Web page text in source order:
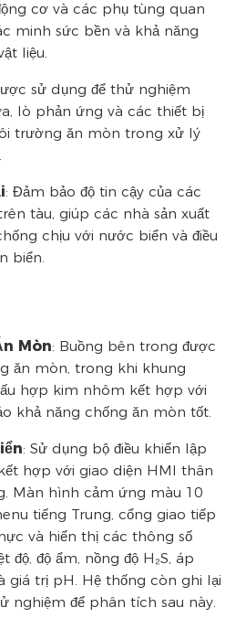
cơ và các phụ tùng quan
minh sức bền và khả năng
liệu.
sử dụng để thử nghiệm
lò phản ứng và các thiết bị
trường ăn mòn trong xử lý
: Đảm bảo độ tin cậy của các
tàu, giúp các nhà sản xuất
chịu với nước biển và điều
biển.
Mòn: Buồng bên trong được
ăn mòn, trong khi khung
hợp kim nhôm kết hợp với
khả năng chống ăn mòn tốt.
: Sử dụng bộ điều khiển lập
hợp với giao diện HMI thân
Màn hình cảm ứng màu 10
tiếng Trung, cổng giao tiếp
và hiển thị các thông số
độ ẩm, nồng độ H₂S, áp
giá trị pH. Hệ thống còn ghi lại
nghiệm để phân tích sau này.